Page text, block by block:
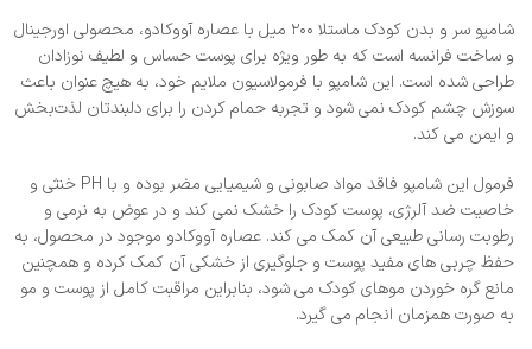
شامپو سر و بدن کودک ماستلا ۲۰۰ میل با عصاره آووکادو، محصولی اورجینال
و ساخت فرانسه است که به‌ طور ویژه برای پوست حساس و لطیف نوزادان
طراحی شده است. این شامپو با فرمولاسیون ملایم خود، به هیچ عنوان باعث
سوزش چشم کودک نمی‌ شود و تجربه حمام کردن را برای دلبندتان لذت‌بخش
و ایمن می‌ کند.
فرمول این شامپو فاقد مواد صابونی و شیمیایی مضر بوده و با PH خنثی و
خاصیت ضد آلرژی، پوست کودک را خشک نمی‌ کند و در عوض به نرمی و
رطوبت‌ رسانی طبیعی آن کمک می‌ کند. عصاره آووکادو موجود در محصول، به
حفظ چربی‌ های مفید پوست و جلوگیری از خشکی آن کمک کرده و همچنین
مانع گره خوردن موهای کودک می‌ شود، بنابراین مراقبت کامل از پوست و مو
به‌ صورت همزمان انجام می‌ گیرد.